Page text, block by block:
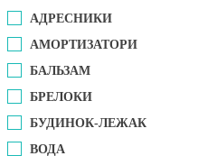
АДРЕСНИКИ
АМОРТИЗАТОРИ
БАЛЬЗАМ
БРЕЛОКИ
БУДИНОК-ЛЕЖАК
ВОДА